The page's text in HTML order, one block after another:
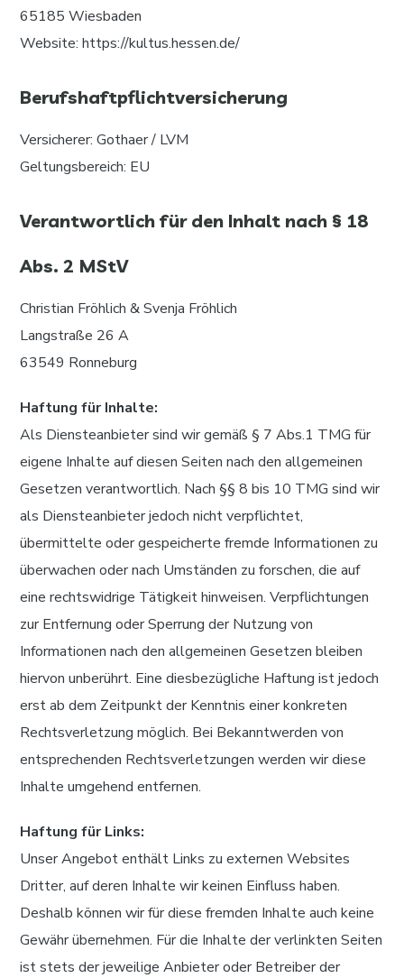
65185 Wiesbaden
Website: https://kultus.hessen.de/
Berufshaftpflichtversicherung
Versicherer: Gothaer / LVM
Geltungsbereich: EU
Verantwortlich für den Inhalt nach § 18
Abs. 2 MStV
Christian Fröhlich & Svenja Fröhlich
Langstraße 26 A
63549 Ronneburg
Haftung für Inhalte:
Als Diensteanbieter sind wir gemäß § 7 Abs.1 TMG für
eigene Inhalte auf diesen Seiten nach den allgemeinen
Gesetzen verantwortlich. Nach §§ 8 bis 10 TMG sind wir
als Diensteanbieter jedoch nicht verpflichtet,
übermittelte oder gespeicherte fremde Informationen zu
überwachen oder nach Umständen zu forschen, die auf
eine rechtswidrige Tätigkeit hinweisen. Verpflichtungen
zur Entfernung oder Sperrung der Nutzung von
Informationen nach den allgemeinen Gesetzen bleiben
hiervon unberührt. Eine diesbezügliche Haftung ist jedoch
erst ab dem Zeitpunkt der Kenntnis einer konkreten
Rechtsverletzung möglich. Bei Bekanntwerden von
entsprechenden Rechtsverletzungen werden wir diese
Inhalte umgehend entfernen.
Haftung für Links:
Unser Angebot enthält Links zu externen Websites
Dritter, auf deren Inhalte wir keinen Einfluss haben.
Deshalb können wir für diese fremden Inhalte auch keine
Gewähr übernehmen. Für die Inhalte der verlinkten Seiten
ist stets der jeweilige Anbieter oder Betreiber der